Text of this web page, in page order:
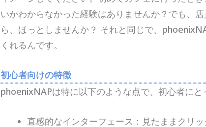
いかわからなかった経験はありませんか？でも、
ら、ほっとしませんか？ それと同じで、
くれるんです。
初心者向けの特徴
phoenixNAPは特に以下のような点で、初心者にと
直感的なインターフェース：見たままクリッ